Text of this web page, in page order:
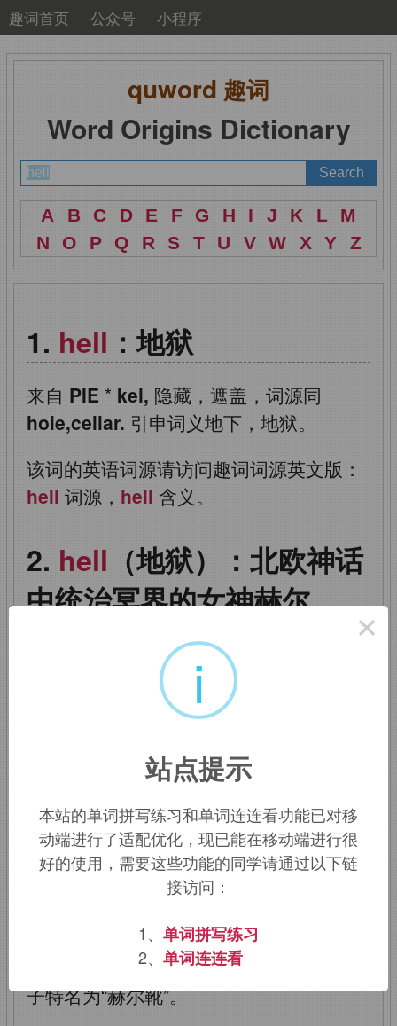
趣词首页 公众号 小程序
quword 趣词
Word Origins Dictionary
A B C D E F G H I J K L
M
N
O P Q R S T U V W X Y Z
hell ：地狱
来自 PIE * kel, 隐藏，遮盖，词源同
hole,cellar. 引申词义地下，地狱。
该词的英语词源请访问趣词词源英文版：
hell 词源， hell 含义。
hell （地狱）：北欧神话
中统治冥界的女神赫尔
在北欧神话中，赫尔（ Hel
拉）是掌管冥界的女神，是邪神洛基与冰
丁贬到黑暗的阴间作了冥界女王。赫尔所
统治的冥界被称为“海姆冥界”（ Helheim
），意思就是“赫尔的家”。北欧人认为海
姆冥界位于世界的最底层，须在极北的寒
冷黑暗之地走上九天九夜的崎岖道路方能
坚固的靴子，因为到冥国的九天九夜的崎
岖道路须得有一双好靴子才能对付。这靴
子特名为“赫尔靴”。
×
i
站点提示
本站的单词拼写练习和单词连连看功能已对移
动端进行了适配优化，现已能在移动端进行很
好的使用，需要这些功能的同学请通过以下链
接访问：
1、 单词拼写练习
2、 单词连连看